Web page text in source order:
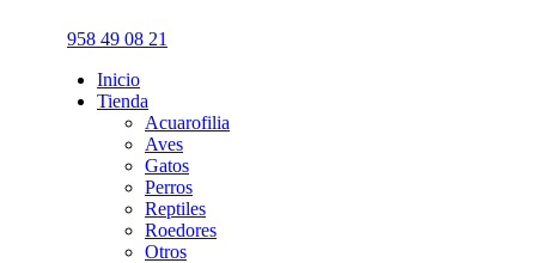
958 49 08 21
Inicio
Tienda
Acuarofilia
Aves
Gatos
Perros
Reptiles
Roedores
Otros